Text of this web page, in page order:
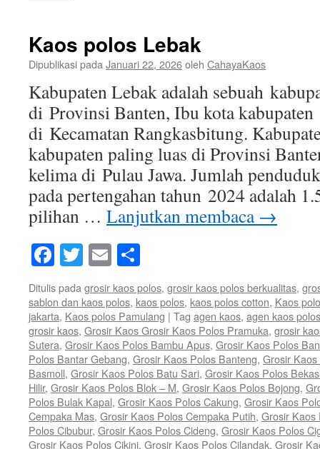
Kaos polos Lebak
Dipublikasi pada Januari 22, 2026oleh CahayaKaos
Kabupaten Lebak adalah sebuah
di Provinsi Banten, Ibu kota
di Kecamatan Rangkasbitung.
kabupaten paling luas di Provinsi
kelima di Pulau Jawa. Jumlah
pada pertengahan tahun 2024 adalah
pilihan … Lanjutkan membaca →
Facebook
Twitter
Email
Ditulis padagrosir kaos polos, grosir kaos polos berkualitas,
sablon dan kaos polos, kaos polos, kaos polos cotton, Kaos
jakarta, Kaos polos Pamulang | Tag agen kaos, agen kaos polos
grosir kaos, Grosir Kaos Grosir Kaos Polos Pramuka, grosir
Sutera, Grosir Kaos Polos Bambu Apus, Grosir Kaos Polos
Polos Bantar Gebang, Grosir Kaos Polos Banteng, Grosir
Basmoll, Grosir Kaos Polos Batu Sari, Grosir Kaos Polos
Hilir, Grosir Kaos Polos Blok – M, Grosir Kaos Polos Bojong,
Polos Bulak Kapal, Grosir Kaos Polos Cakung, Grosir Kaos
Cempaka Mas, Grosir Kaos Polos Cempaka Putih, Grosir Kaos
Polos Cibubur, Grosir Kaos Polos Cideng, Grosir Kaos Polos
Grosir Kaos Polos Cikini, Grosir Kaos Polos Cilandak, Grosir